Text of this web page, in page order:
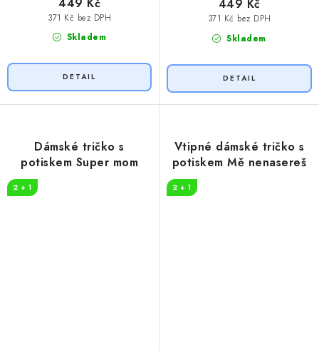
Skladem
371 Kč bez DPH
449 Kč
Skladem
371 Kč bez DPH
449 Kč
Dámské tričko s
potiskem Super mom
2 + 1
Vtipné dámské tričko s
potiskem Mě nenasereš
2 + 1